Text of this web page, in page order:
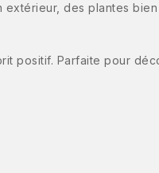
des plantes
positif. Parfaite pour